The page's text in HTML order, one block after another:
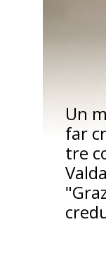
Un
far
tre